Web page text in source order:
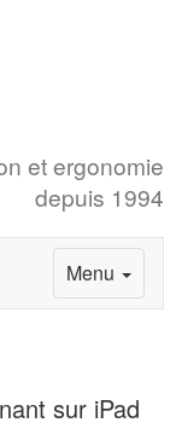
et ergonomie
depuis 1994
Menu
sur iPad